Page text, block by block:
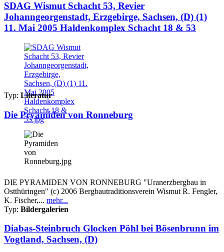
SDAG Wismut Schacht 53, Revier
Johanngeorgenstadt, Erzgebirge, Sachsen, (D) (1)
11. Mai 2005 Haldenkomplex Schacht 18 & 53
Typ: Literatur
Die Pryamiden von Ronneburg
DIE PYRAMIDEN VON RONNEBURG "Uranerzbergbau in
Ostthüringen" (c) 2006 Bergbautraditionsverein Wismut R. Fengler,
K. Fischer,... mehr...
Typ: Bildergalerien
Diabas-Steinbruch Glocken Pöhl bei Bösenbrunn im
Vogtland, Sachsen, (D)